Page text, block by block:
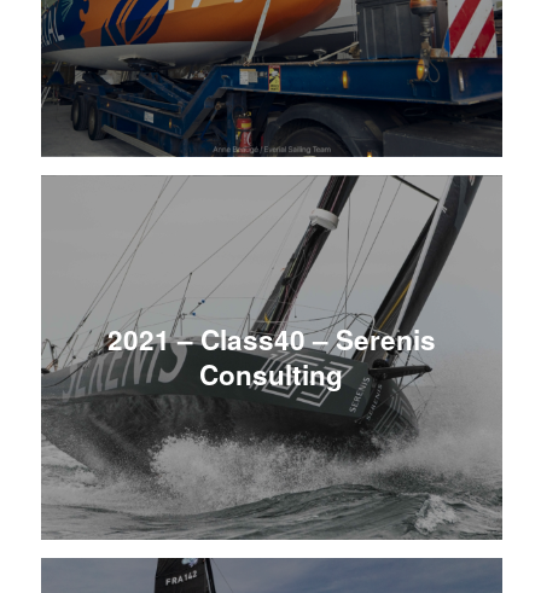
2021 – Class40 – Serenis
Consulting